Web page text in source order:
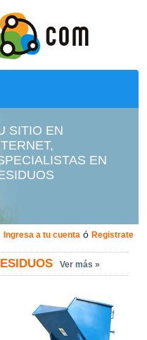
SITIO EN
EN
Ingresa a tu cuenta ó Registrate
Ver más »